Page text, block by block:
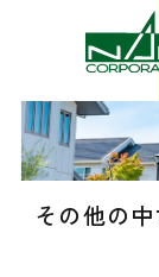
その他の